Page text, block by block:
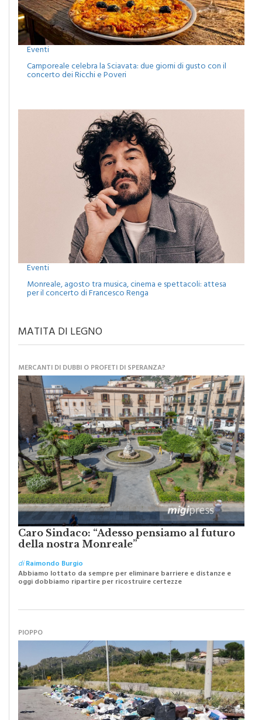
Eventi
Camporeale celebra la Sciavata: due giorni di gusto con il
Eventi
Monreale, agosto tra musica, cinema e spettacoli: attesa
MATITA DI LEGNO
MERCANTI DI DUBBI O PROFETI DI SPERANZA?
Caro Sindaco: “Adesso pensiamo al futuro
della nostra Monreale”
diRaimondo Burgio